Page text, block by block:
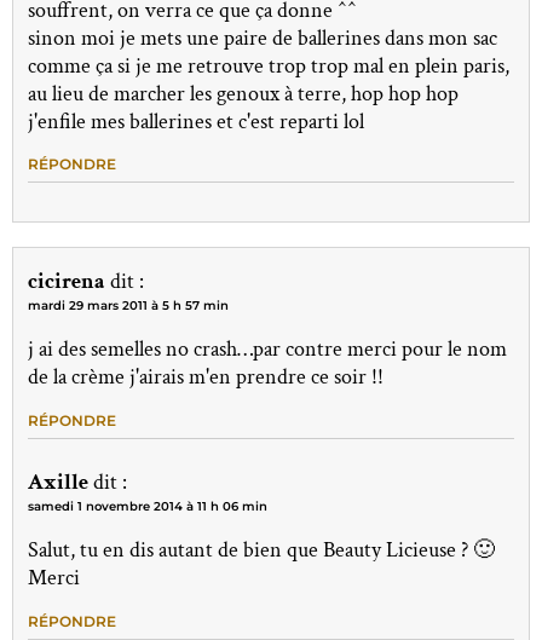
souffrent, on verra ce que ça donne ^^
sinon moi je mets une paire de ballerines dans mon sac
comme ça si je me retrouve trop trop mal en plein paris,
au lieu de marcher les genoux à terre, hop hop hop
j'enfile mes ballerines et c'est reparti lol
RÉPONDRE
cicirena dit :
mardi 29 mars 2011 à 5 h 57 min
j ai des semelles no crash…par contre merci pour le nom
de la crème j'airais m'en prendre ce soir !!
RÉPONDRE
Axilledit :
samedi 1 novembre 2014 à 11 h 06 min
Salut, tu en dis autant de bien que Beauty Licieuse ? 🙂
Merci
RÉPONDRE